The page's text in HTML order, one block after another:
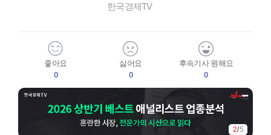
한국경제TV
좋아요
0
싫어요
0
후속기사 원해요
0
3/5